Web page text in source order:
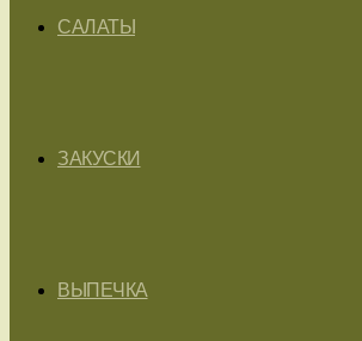
САЛАТЫ
ЗАКУСКИ
ВЫПЕЧКА